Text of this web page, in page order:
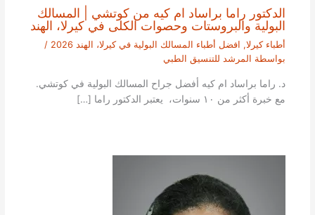
الدكتور راما براساد ام كيه من كوتشي | المسالك
البولية والبروستات وحصوات الكلى في كيرلا، الهند
أطباء كيرلا, افضل أطباء المسالك البولية في كيرلا، الهند 2026
/
بواسطة المرشد للتنسيق الطبي
د. راما براساد ام كيه أفضل جراح المسالك البولية في كوتشي.
مع خبرة أكثر من ١٠ سنوات، يعتبر الدكتور راما […]